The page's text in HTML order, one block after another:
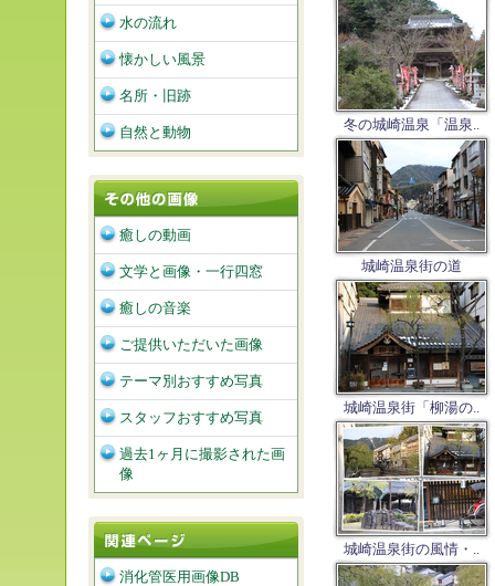
冬の城崎温泉「温泉..
城崎温泉街の道
城崎温泉街「柳湯の..
城崎温泉街の風情・..
水の流れ
懐かしい風景
名所・旧跡
自然と動物
癒しの動画
文学と画像・一行四窓
癒しの音楽
ご提供いただいた画像
テーマ別おすすめ写真
スタッフおすすめ写真
過去1ヶ月に撮影された画
像
消化管医用画像DB